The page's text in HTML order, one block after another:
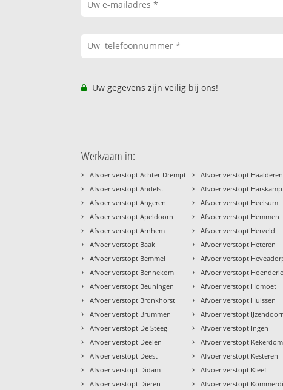
Uw gegevens zijn veilig bij ons!
Werkzaam in:
› Afvoer verstopt Achter-Drempt
› Afvoer verstopt Andelst
› Afvoer verstopt Angeren
› Afvoer verstopt Apeldoorn
› Afvoer verstopt Arnhem
› Afvoer verstopt Baak
› Afvoer verstopt Bemmel
› Afvoer verstopt Bennekom
› Afvoer verstopt Beuningen
› Afvoer verstopt Bronkhorst
› Afvoer verstopt Brummen
› Afvoer verstopt De Steeg
› Afvoer verstopt Deelen
› Afvoer verstopt Deest
› Afvoer verstopt Didam
› Afvoer verstopt Dieren
› Afvoer verstopt Haalderen
› Afvoer verstopt Harskamp
› Afvoer verstopt Heelsum
› Afvoer verstopt Hemmen
› Afvoer verstopt Herveld
› Afvoer verstopt Heteren
› Afvoer verstopt
› Afvoer verstopt
› Afvoer verstopt Homoet
› Afvoer verstopt Huissen
› Afvoer verstopt
› Afvoer verstopt Ingen
› Afvoer verstopt Kekerdom
› Afvoer verstopt Kesteren
› Afvoer verstopt Kleef
› Afvoer verstopt